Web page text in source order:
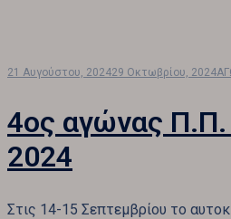
21 Αυγούστου, 202429 Οκτωβρίου, 2024
4ος αγώνας
2024
Στις 14-15 Σεπτεμβρίου το